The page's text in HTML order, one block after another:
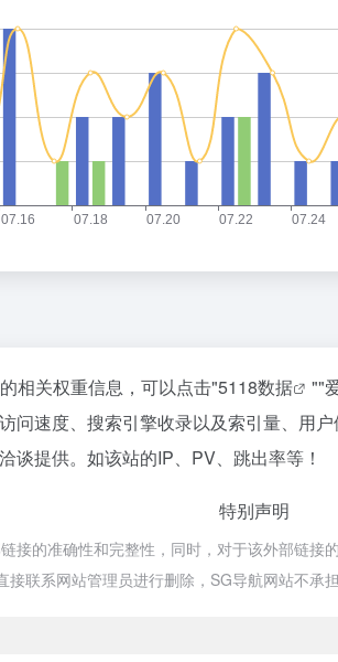
相关权重信息，可以点击"5118数据 ""
问速度、搜索引擎收录以及索引量、用
谈提供。如该站的IP、PV、跳出率等！
特别声明
接的准确性和完整性，同时，对于该外部链
联系网站管理员进行删除，SG导航网站不承担